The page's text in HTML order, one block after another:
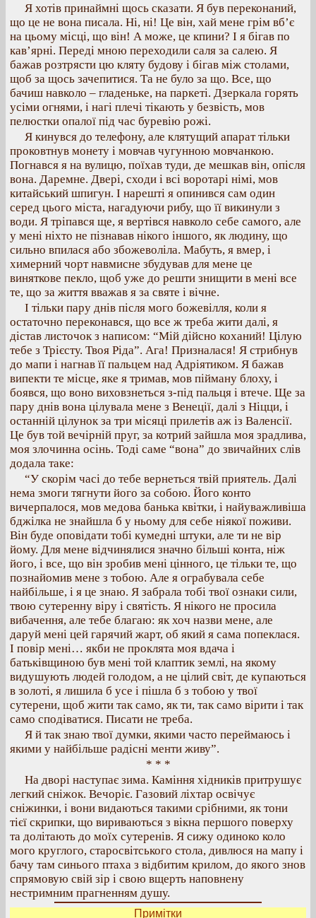
Я хотів принаймні щось сказати. Я був переконаний,
що це не вона писала. Ні, ні! Це він, хай мене грім вб’є
на цьому місці, що він! А може, це кпини? І я бігав по
кав’ярні. Переді мною переходили саля за салею. Я
бажав розтрясти цю кляту будову і бігав між столами,
щоб за щось зачепитися. Та не було за що. Все, що
бачиш навколо – гладеньке, на паркеті. Дзеркала горять
усіми огнями, і нагі плечі тікають у безвість, мов
пелюстки опалої під час буревію рожі.
Я кинувся до телефону, але клятущий апарат тільки
проковтнув монету і мовчав чугунною мовчанкою.
Погнався я на вулицю, поїхав туди, де мешкав він, опісля
вона. Даремне. Двері, сходи і всі воротарі німі, мов
китайський шпигун. І нарешті я опинився сам один
серед цього міста, нагадуючи рибу, що її викинули з
води. Я тріпався ще, я вертівся навколо себе самого, але
у мені ніхто не пізнавав нікого іншого, як людину, що
сильно впилася або збожеволіла. Мабуть, я вмер, і
химерний чорт навмисне збудував для мене це
виняткове пекло, щоб уже до решти знищити в мені все
те, що за життя вважав я за святе і вічне.
І тільки пару днів після мого божевілля, коли я
остаточно переконався, що все ж треба жити далі, я
дістав листочок з написом: “Мій дійсно коханий! Цілую
тебе з Трієсту. Твоя Ріда”. Ага! Призналася! Я стрибнув
до мапи і нагнав її пальцем над Адріятиком. Я бажав
випекти те місце, яке я тримав, мов пійману блоху, і
боявся, що воно виховзнеться з-під пальця і втече. Ще за
пару днів вона цілувала мене з Венеції, далі з Ніцци, і
останній цілунок за три місяці прилетів аж із Валенсії.
Це був той вечірній пруг, за котрий зайшла моя зрадлива,
моя злочинна осінь. Тоді саме “вона” до звичайних слів
додала таке:
“У скорім часі до тебе вернеться твій приятель. Далі
нема змоги тягнути його за собою. Його конто
вичерпалося, мов медова банька квітки, і найуважливіша
бджілка не знайшла б у ньому для себе ніякої поживи.
Він буде оповідати тобі кумедні штуки, але ти не вір
йому. Для мене відчинялися значно більші конта, ніж
його, і все, що він зробив мені цінного, це тільки те, що
познайомив мене з тобою. Але я ограбувала себе
найбільше, і я це знаю. Я забрала тобі твої ознаки сили,
твою сутеренну віру і святість. Я нікого не просила
вибачення, але тебе благаю: як хоч назви мене, але
даруй мені цей гарячий жарт, об який я сама попеклася.
І повір мені… якби не проклята моя вдача і
батьківщиною був мені той клаптик землі, на якому
видушують людей голодом, а не цілий світ, де купаються
в золоті, я лишила б усе і пішла б з тобою у твої
сутерени, щоб жити так само, як ти, так само вірити і так
само сподіватися. Писати не треба.
Я й так знаю твої думки, якими часто переймаюсь і
якими у найбільше радісні менти живу”.
* * *
На дворі наступає зима. Каміння хідників притрушує
легкий сніжок. Вечоріє. Газовий ліхтар освічує
сніжинки, і вони видаються такими срібними, як тони
тієї скрипки, що вириваються з вікна першого поверху
та долітають до моїх сутеренів. Я сижу одиноко коло
мого круглого, старосвітського стола, дивлюся на мапу і
бачу там синього птаха з відбитим крилом, до якого знов
спрямовую свій зір і свою вщерть наповнену
нестримним прагненням душу.
Примітки